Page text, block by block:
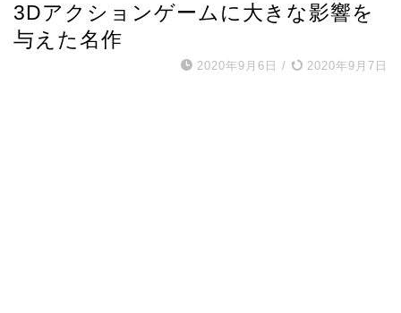
3Dアクションゲームに大きな影響を
与えた名作
2020年9月6日 / 2020年9月7日